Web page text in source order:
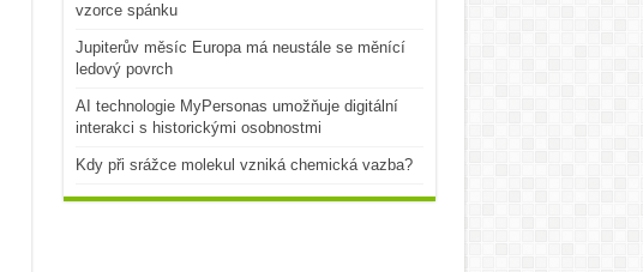
vzorce spánku
Jupiterův měsíc Europa má neustále se měnící
ledový povrch
AI technologie MyPersonas umožňuje digitální
interakci s historickými osobnostmi
Kdy při srážce molekul vzniká chemická vazba?